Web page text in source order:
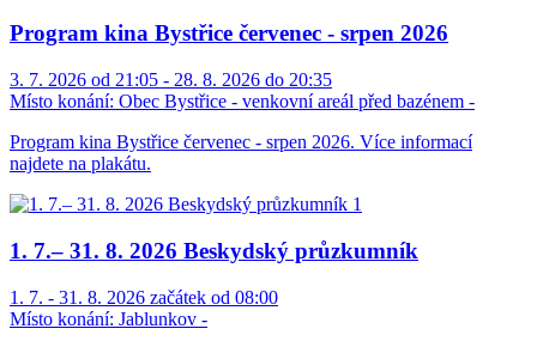
Program kina Bystřice červenec - srpen 2026
3. 7. 2026 od 21:05 - 28. 8. 2026 do 20:35
Místo konání: Obec Bystřice - venkovní areál před bazénem -
Program kina Bystřice červenec - srpen 2026. Více informací
najdete na plakátu.
1. 7.– 31. 8. 2026 Beskydský průzkumník
1. 7. - 31. 8. 2026 začátek od 08:00
Místo konání: Jablunkov -